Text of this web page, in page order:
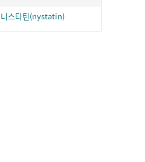
니스타틴(nystatin)